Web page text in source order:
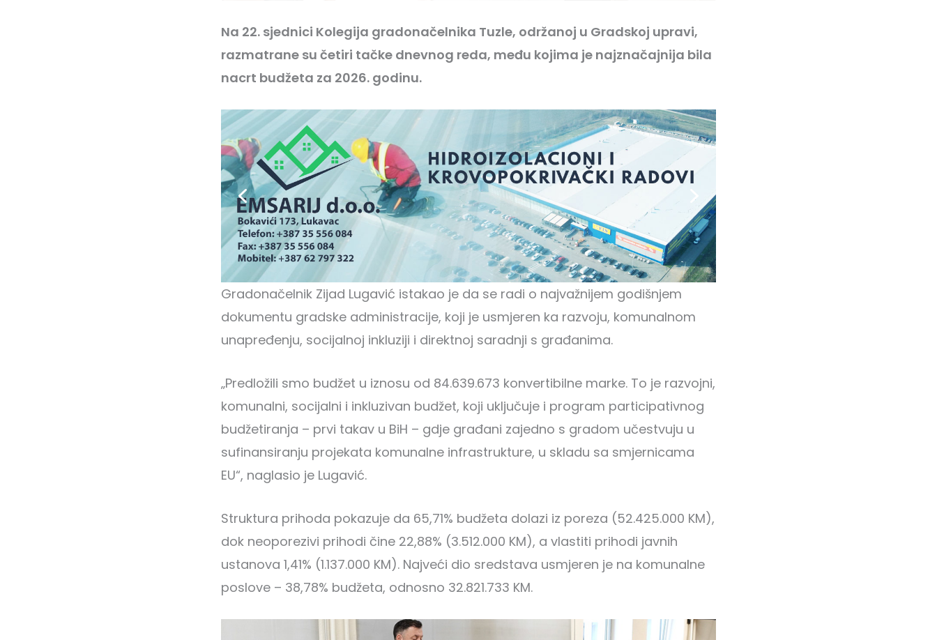
Na 22. sjednici Kolegija gradonačelnika Tuzle, održanoj u Gradskoj upravi,
razmatrane su četiri tačke dnevnog reda, među kojima je najznačajnija bila
nacrt budžeta za 2026. godinu.
Gradonačelnik Zijad Lugavić istakao je da se radi o najvažnijem godišnjem
dokumentu gradske administracije, koji je usmjeren ka razvoju, komunalnom
unapređenju, socijalnoj inkluziji i direktnoj saradnji s građanima.
„Predložili smo budžet u iznosu od 84.639.673 konvertibilne marke. To je razvojni,
komunalni, socijalni i inkluzivan budžet, koji uključuje i program participativnog
budžetiranja – prvi takav u BiH – gdje građani zajedno s gradom učestvuju u
sufinansiranju projekata komunalne infrastrukture, u skladu sa smjernicama
EU“, naglasio je Lugavić.
Struktura prihoda pokazuje da 65,71% budžeta dolazi iz poreza (52.425.000 KM),
dok neoporezivi prihodi čine 22,88% (3.512.000 KM), a vlastiti prihodi javnih
ustanova 1,41% (1.137.000 KM). Najveći dio sredstava usmjeren je na komunalne
poslove – 38,78% budžeta, odnosno 32.821.733 KM.